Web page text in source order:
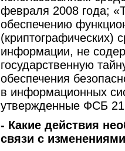
февраля 2008 года;
обеспечению
(криптографических)
информации, не
государственную
обеспечения
в информационных
утвержденные ФСБ
- Какие действия
связи с